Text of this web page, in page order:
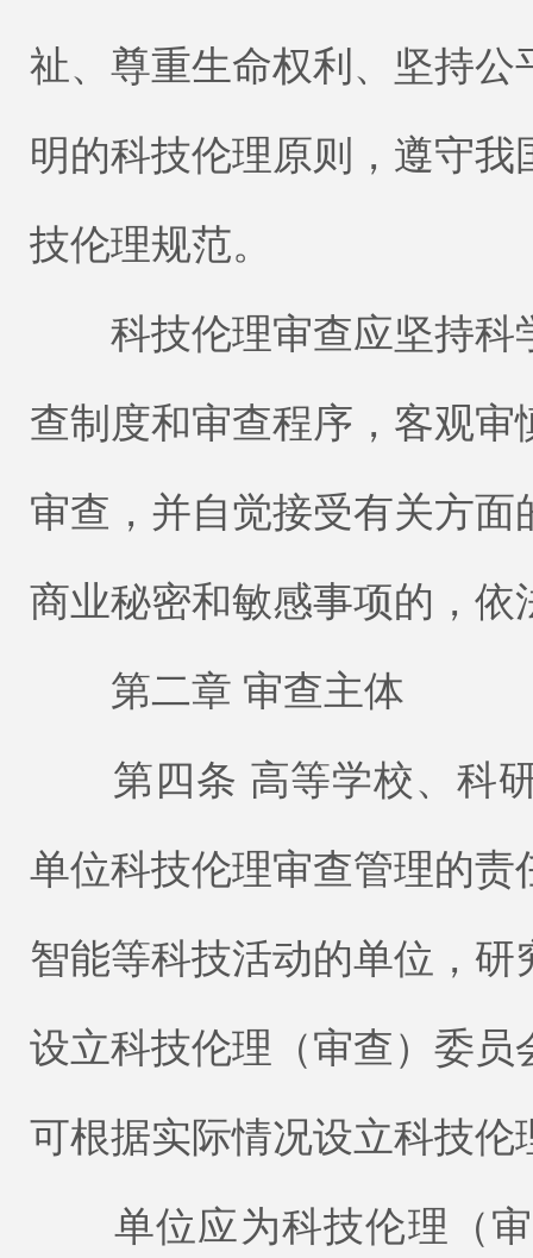
祉、尊重生命权利、坚持
明的科技伦理原则，遵守
技伦理规范。
科技伦理审查应坚持科
查制度和审查程序，客观
审查，并自觉接受有关方
商业秘密和敏感事项的，依
第二章 审查主体
第四条 高等学校、科研
单位科技伦理审查管理的
智能等科技活动的单位，
设立科技伦理（审查）委
可根据实际情况设立科技伦
单位应为科技伦理（审